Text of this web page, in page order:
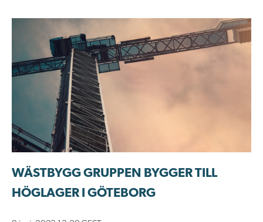
WÄSTBYGG GRUPPEN BYGGER TILL
HÖGLAGER I GÖTEBORG